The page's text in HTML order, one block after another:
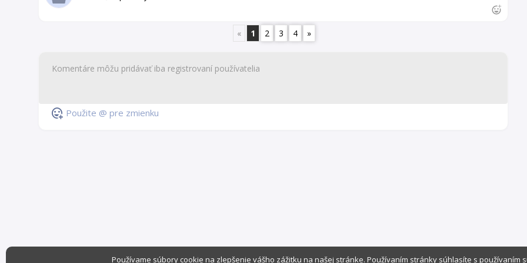
« 1 2 3 4 »
Použite @ pre zmienku
Používame súbory cookie na zlepšenie vášho zážitku na našej stránke. Používaním stránky súhlasíte s používaním